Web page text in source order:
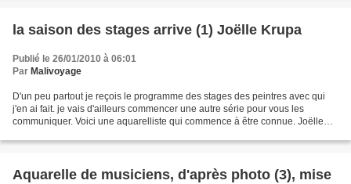
la saison des stages arrive (1) Joëlle Krupa
Publié le 26/01/2010 à 06:01
Par Malivoyage
D'un peu partout je reçois le programme des stages des peintres avec qui
j'en ai fait. je vais d'ailleurs commencer une autre série pour vous les
communiquer. Voici une aquarelliste qui commence à être connue. Joëlle
Aquarelle de musiciens, d'après photo (3), mise